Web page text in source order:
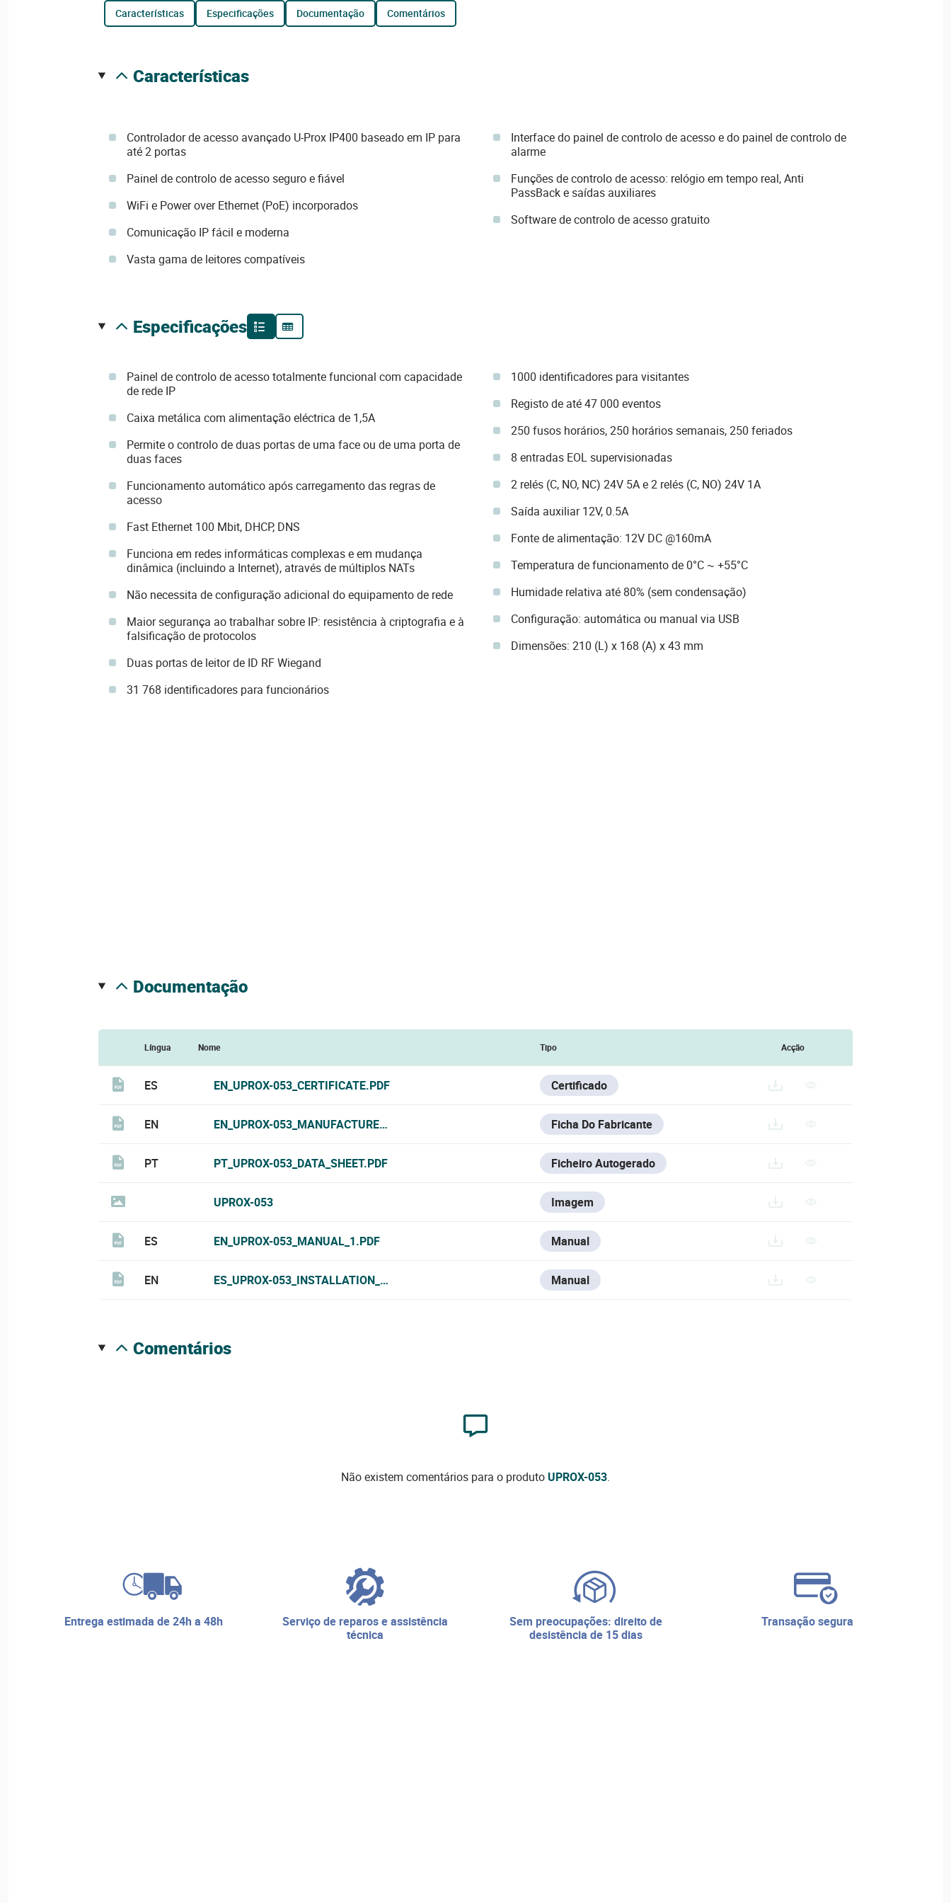
características especificações documentação comentários
características
Controlador de acesso avançado U-Prox IP400 baseado em IP para
até 2 portas
Painel de controlo de acesso seguro e fiável
WiFi e Power over Ethernet (PoE) incorporados
Comunicação IP fácil e moderna
Vasta gama de leitores compatíveis
Interface do painel de controlo de acesso e do painel de controlo de
alarme
Funções de controlo de acesso: relógio em tempo real, Anti
PassBack e saídas auxiliares
Software de controlo de acesso gratuito
especificações
Painel de controlo de acesso totalmente funcional com capacidade
de rede IP
Caixa metálica com alimentação eléctrica de 1,5A
Permite o controlo de duas portas de uma face ou de uma porta de
duas faces
Funcionamento automático após carregamento das regras de
acesso
Fast Ethernet 100 Mbit, DHCP, DNS
Funciona em redes informáticas complexas e em mudança
dinâmica (incluindo a Internet), através de múltiplos NATs
Não necessita de configuração adicional do equipamento de rede
Maior segurança ao trabalhar sobre IP: resistência à criptografia e à
falsificação de protocolos
Duas portas de leitor de ID RF Wiegand
31 768 identificadores para funcionários
1000 identificadores para visitantes
Registo de até 47 000 eventos
250 fusos horários, 250 horários semanais, 250 feriados
8 entradas EOL supervisionadas
2 relés (C, NO, NC) 24V 5A e 2 relés (C, NO) 24V 1A
Saída auxiliar 12V, 0.5A
Fonte de alimentação: 12V DC @160mA
Temperatura de funcionamento de 0°C ~ +55°C
Humidade relativa até 80% (sem condensação)
Configuração: automática ou manual via USB
Dimensões: 210 (L) x 168 (A) x 43 mm
documentação
Língua Nome Tipo Acção
ES EN_UPROX-053_CERTIFICATE.PDF Certificado
EN EN_UPROX-053_MANUFACTURER_DATA_SHEET.PDF Ficha Do Fabricante
PT PT_UPROX-053_DATA_SHEET.PDF Ficheiro Autogerado
UPROX-053 Imagem
ES EN_UPROX-053_MANUAL_1.PDF Manual
EN ES_UPROX-053_INSTALLATION_MANUAL.PDF Manual
comentários
Não existem comentários para o produtoUPROX-053.
entrega estimada de 24h a 48h
serviço de reparos e assistência
técnica
sem preocupações: direito de
desistência de 15 dias
transação segura